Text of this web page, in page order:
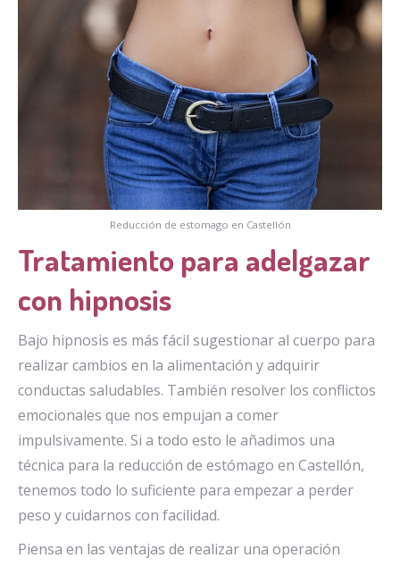
Reducción de estomago en Castellón
Tratamiento para adelgazar
con hipnosis
Bajo hipnosis es más fácil sugestionar al cuerpo para
realizar cambios en la alimentación y adquirir
conductas saludables. También resolver los conflictos
emocionales que nos empujan a comer
impulsivamente. Si a todo esto le añadimos una
técnica para la reducción de estómago en Castellón,
tenemos todo lo suficiente para empezar a perder
peso y cuidarnos con facilidad.
Piensa en las ventajas de realizar una operación